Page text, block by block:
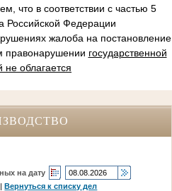
что в соответствии с частью 5
Российской Федерации
жалоба на постановление
правонарушении государственной
облагается
на дату
|Вернуться к списку дел